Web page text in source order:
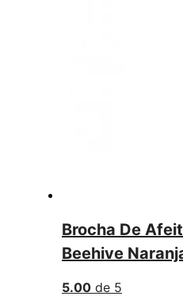
Brocha De
Beehive
5.00 de 5